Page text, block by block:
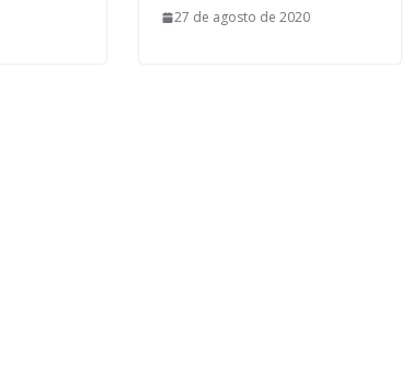
27 de agosto de 2020